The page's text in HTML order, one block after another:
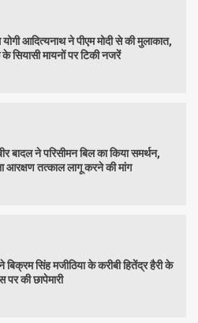
योगी आदित्यनाथ ने पीएम मोदी से की मुलाकात,
सियासी मायनों पर टिकी नजरें
बादल ने परिसीमन बिल का किया समर्थन,
आरक्षण तत्काल लागू करने की मांग
बिक्रम सिंह मजीठिया के करीबी हितेंद्र हैरी के
पर की छापेमारी